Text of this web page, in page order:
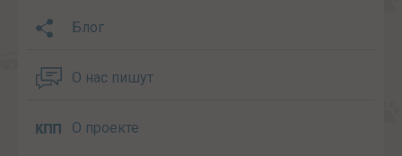
Блог
О нас пишут
О проекте